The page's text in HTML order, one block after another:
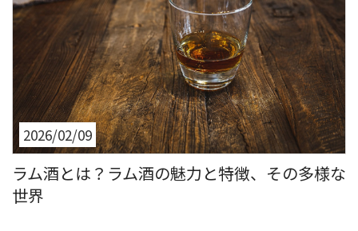
2026/02/09
ラム酒とは？ラム酒の魅力と特徴、その多様な
世界